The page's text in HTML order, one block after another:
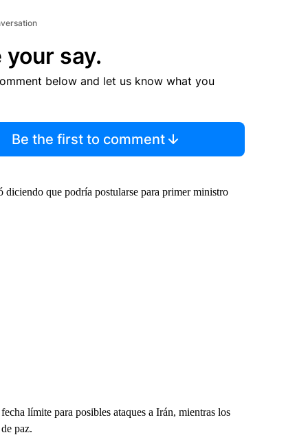
your say.
below and let us know what you
Be the first to comment
que podría postularse para primer ministro
límite para posibles ataques a Irán, mientras los
paz.